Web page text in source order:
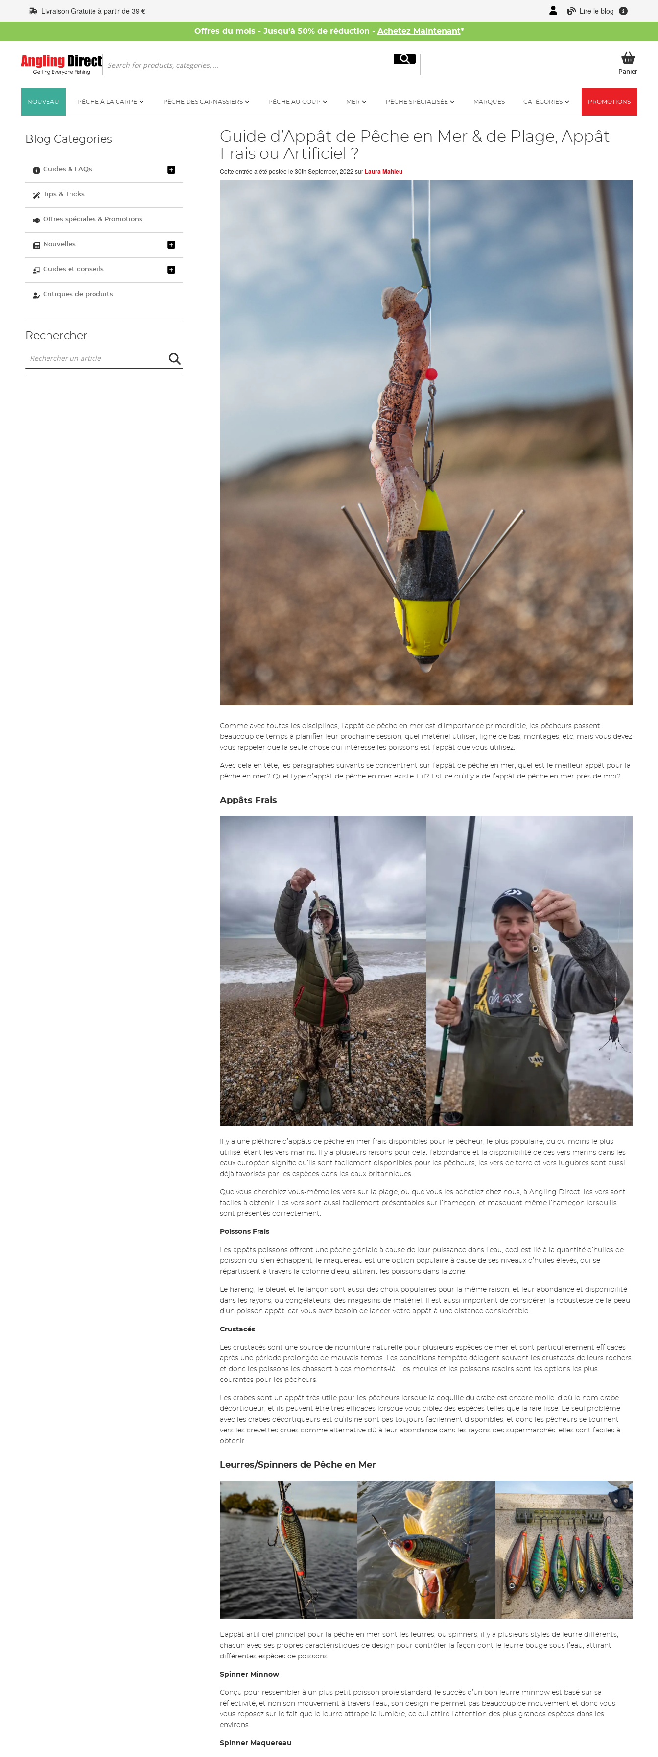
au
contenu
Lire le blog
Livraison Gratuite à partir de 39 €
Offres du mois - Jusqu'à 50% de réduction - Achetez Maintenant*
Rechercher
Rechercher
PanierMon
NOUVEAU PÊCHE À LA CARPE PÊCHE DES CARNASSIERS PÊCHE AU COUP MER PÊCHE SPÉCIALISÉE MARQUES CATÉGORIES PROMOTIONS
Guide d’Appât de Pêche en Mer & de Plage, Appât
Frais ou Artificiel ?
Cette entrée a été postée le 30th September, 2022 sur Laura Mahieu
Comme avec toutes les disciplines, l’appât de pêche en mer est d’importance primordiale, les pêcheurs passent
beaucoup de temps à planifier leur prochaine session, quel matériel utiliser, ligne de bas, montages, etc, mais vous devez
vous rappeler que la seule chose qui intéresse les poissons est l’appât que vous utilisez.
Avec cela en tête, les paragraphes suivants se concentrent sur l’appât de pêche en mer, quel est le meilleur appât pour la
pêche en mer? Quel type d’appât de pêche en mer existe-t-il? Est-ce qu’il y a de l’appât de pêche en mer près de moi?
Appâts Frais
Il y a une pléthore d’appâts de pêche en mer frais disponibles pour le pêcheur, le plus populaire, ou du moins le plus
utilisé, étant les vers marins. Il y a plusieurs raisons pour cela, l’abondance et la disponibilité de ces vers marins dans les
eaux européen signifie qu’ils sont facilement disponibles pour les pêcheurs, les vers de terre et vers lugubres sont aussi
déjà favorisés par les espèces dans les eaux britanniques.
Que vous cherchiez vous-même les vers sur la plage, ou que vous les achetiez chez nous, à Angling Direct, les vers sont
faciles à obtenir. Les vers sont aussi facilement présentables sur l’hameçon, et masquent même l’hameçon lorsqu’ils
sont présentés correctement.
Poissons Frais
Les appâts poissons offrent une pêche géniale à cause de leur puissance dans l’eau, ceci est lié à la quantité d’huiles de
poisson qui s’en échappent, le maquereau est une option populaire à cause de ses niveaux d’huiles élevés, qui se
répartissent à travers la colonne d’eau, attirant les poissons dans la zone.
Le hareng, le bleuet et le lançon sont aussi des choix populaires pour la même raison, et leur abondance et disponibilité
dans les rayons, ou congélateurs, des magasins de matériel. Il est aussi important de considérer la robustesse de la peau
d’un poisson appât, car vous avez besoin de lancer votre appât à une distance considérable.
Crustacés
Les crustacés sont une source de nourriture naturelle pour plusieurs espèces de mer et sont particulièrement efficaces
après une période prolongée de mauvais temps. Les conditions tempête délogent souvent les crustacés de leurs rochers
et donc les poissons les chassent à ces moments-là. Les moules et les poissons rasoirs sont les options les plus
courantes pour les pêcheurs.
Les crabes sont un appât très utile pour les pêcheurs lorsque la coquille du crabe est encore molle, d’où le nom crabe
décortiqueur, et ils peuvent être très efficaces lorsque vous ciblez des espèces telles que la raie lisse. Le seul problème
avec les crabes décortiqueurs est qu’ils ne sont pas toujours facilement disponibles, et donc les pêcheurs se tournent
vers les crevettes crues comme alternative dû à leur abondance dans les rayons des supermarchés, elles sont faciles à
obtenir.
Leurres/Spinners de Pêche en Mer
L’appât artificiel principal pour la pêche en mer sont les leurres, ou spinners, il y a plusieurs styles de leurre différents,
chacun avec ses propres caractéristiques de design pour contrôler la façon dont le leurre bouge sous l’eau, attirant
différentes espèces de poissons.
Spinner Minnow
Conçu pour ressembler à un plus petit poisson proie standard, le succès d’un bon leurre minnow est basé sur sa
réflectivité, et non son mouvement à travers l’eau, son design ne permet pas beaucoup de mouvement et donc vous
vous reposez sur le fait que le leurre attrape la lumière, ce qui attire l’attention des plus grandes espèces dans les
environs.
Spinner Maquereau
Blog Categories
Guides & FAQs
Tips & Tricks
Offres spéciales & Promotions
Nouvelles
Guides et conseils
Critiques de produits
Rechercher
un
article